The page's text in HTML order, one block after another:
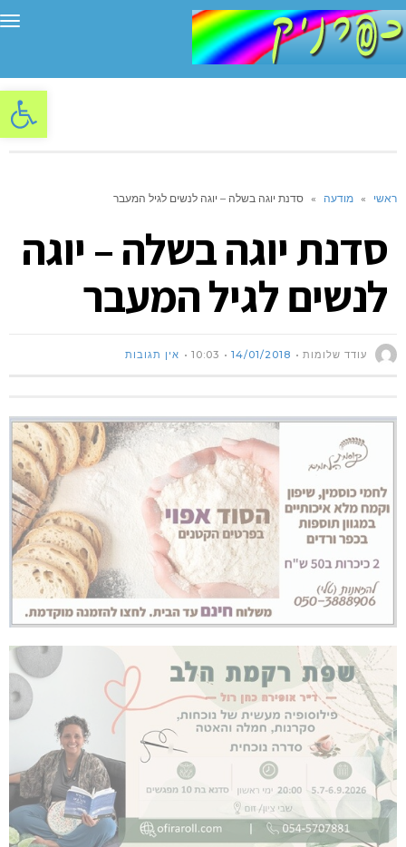
פתח
ראשי » מודעה » סדנת יוגה בשלה – יוגה לנשים לגיל המעבר
סדנת יוגה בשלה – יוגה
לנשים לגיל המעבר
עודד שלומות 14/01/2018
10:03 אין תגובות